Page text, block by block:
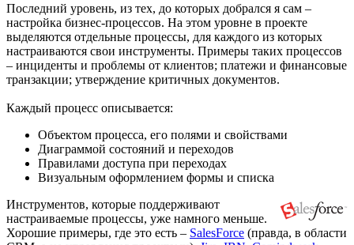
Последний уровень, из тех, до которых добрался я сам –
настройка бизнес-процессов. На этом уровне в проекте
выделяются отдельные процессы, для каждого из которых
настраиваются свои инструменты. Примеры таких процессов
– инциденты и проблемы от клиентов; платежи и финансовые
транзакции; утверждение критичных документов.
Каждый процесс описывается:
Объектом процесса, его полями и свойствами
Диаграммой состояний и переходов
Правилами доступа при переходах
Визуальным оформлением формы и списка
Инструментов, которые поддерживают
настраиваемые процессы, уже намного меньше.
Хорошие примеры, где это есть – SalesForce (правда, в области